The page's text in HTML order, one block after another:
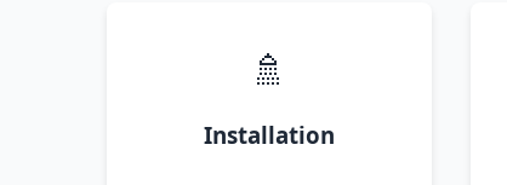
🚿
Installation